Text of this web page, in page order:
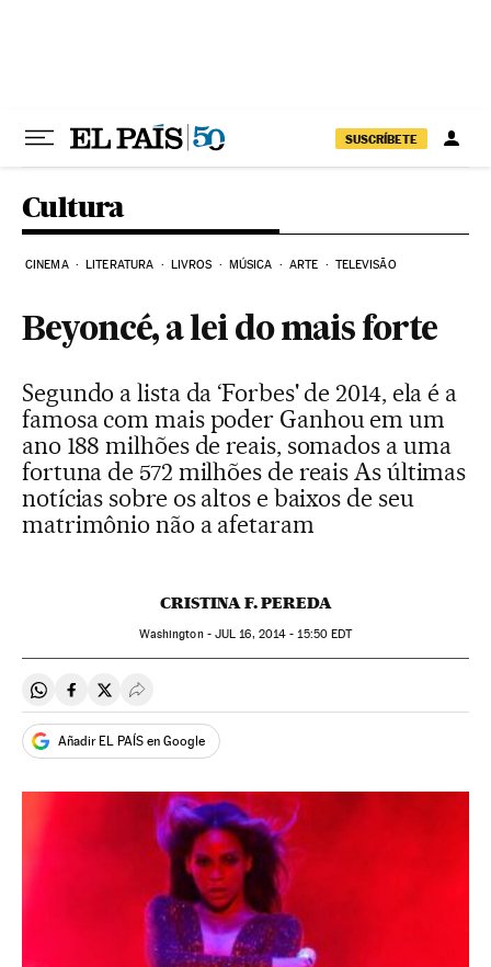
SUSCRÍBETE
Cultura
CINEMA LITERATURA LIVROS MÚSICA ARTE TELEVISÃO
Beyoncé, a lei do mais forte
Segundo a lista da ‘Forbes' de 2014, ela é a
famosa com mais poder Ganhou em um
ano 188 milhões de reais, somados a uma
fortuna de 572 milhões de reais As últimas
notícias sobre os altos e baixos de seu
matrimônio não a afetaram
CRISTINA F. PEREDA
Washington - JUL 16, 2014 - 15:50EDT
Compartir en Whatsapp
Compartir en Facebook
Compartir en Twitter
Desplegar Redes Sociales
Añadir EL PAÍS en Google